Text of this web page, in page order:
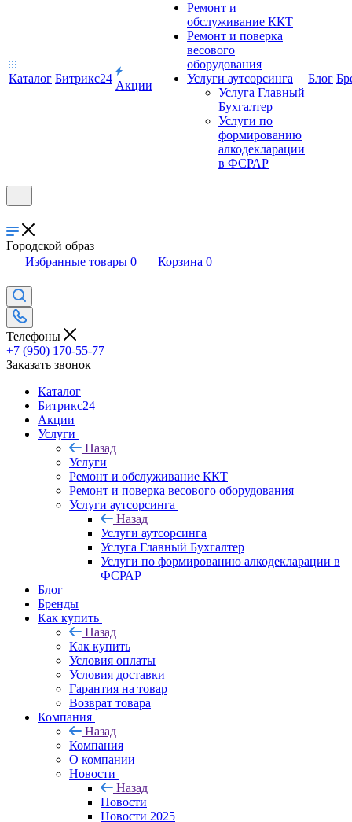
Каталог Битрикс24
Акции
Ремонт и
обслуживание ККТ
Ремонт и поверка
весового
оборудования
Услуги аутсорсинга
Услуга Главный
Бухгалтер
Услуги по
формированию
алкодекларации
в ФСРАР
Блог
Городской образ
Избранные товары 0 Корзина 0
Телефоны
+7 (950) 170-55-77
Заказать звонок
Каталог
Битрикс24
Акции
Услуги
Назад
Услуги
Ремонт и обслуживание ККТ
Ремонт и поверка весового оборудования
Услуги аутсорсинга
Назад
Услуги аутсорсинга
Услуга Главный Бухгалтер
Услуги по формированию алкодекларации в
ФСРАР
Блог
Бренды
Как купить
Назад
Как купить
Условия оплаты
Условия доставки
Гарантия на товар
Возврат товара
Компания
Назад
Компания
О компании
Новости
Назад
Новости
Новости 2025